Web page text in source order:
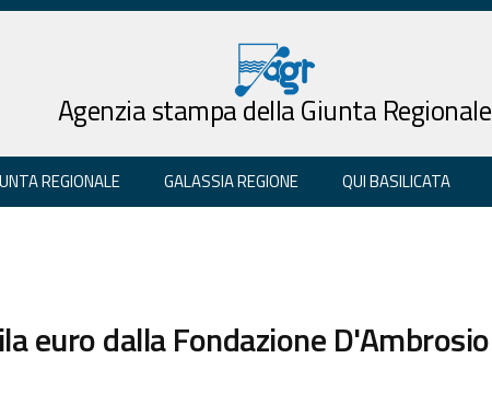
Agenzia stampa della Giunta Regionale
REGIONALE GALASSIA REGIONE QUI BASILICATA
euro dalla Fondazione D'Ambrosio